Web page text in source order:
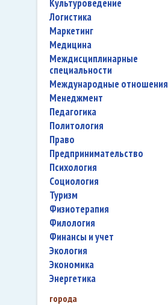
культуроведение
логистика
маркетинг
медицина
междисциплинарные
специальности
международные отношения
менеджмент
педагогика
политология
право
предпринимательство
психология
социология
туризм
физиотерапия
филология
финансы и учет
экология
экономика
энергетика
города